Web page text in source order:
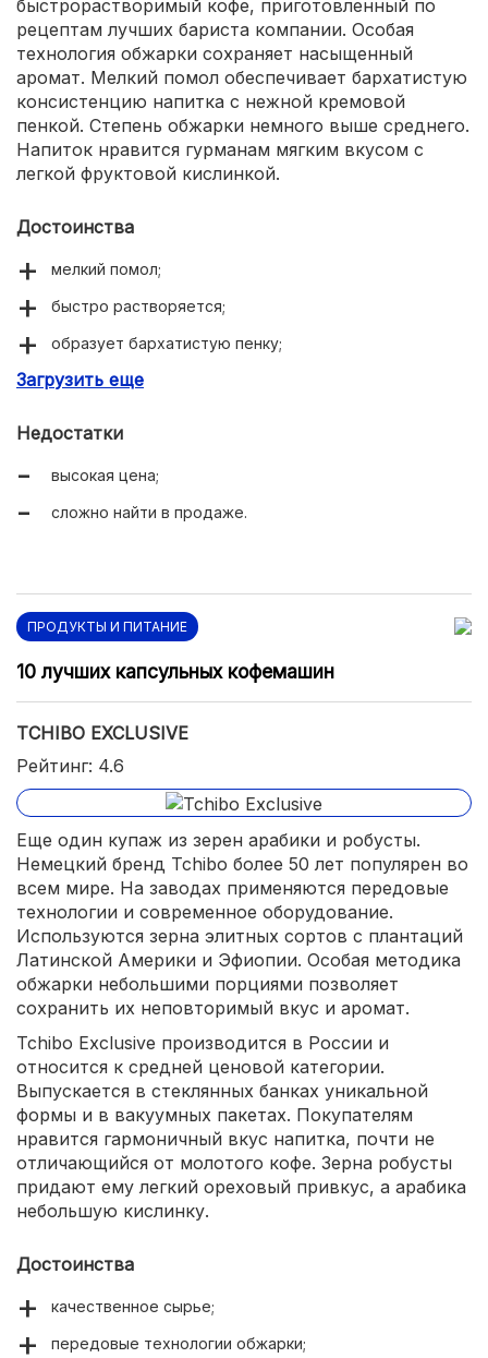
быстрорастворимый кофе, приготовленный по
рецептам лучших бариста компании. Особая
технология обжарки сохраняет насыщенный
аромат. Мелкий помол обеспечивает бархатистую
консистенцию напитка с нежной кремовой
пенкой. Степень обжарки немного выше среднего.
Напиток нравится гурманам мягким вкусом с
легкой фруктовой кислинкой.
Достоинства
мелкий помол;
быстро растворяется;
образует бархатистую пенку;
насыщенный аромат;
Загрузить еще
Недостатки
высокая цена;
сложно найти в продаже.
ПРОДУКТЫ И ПИТАНИЕ
10 лучших капсульных кофемашин
TCHIBO EXCLUSIVE
Рейтинг: 4.6
Еще один купаж из зерен арабики и робусты.
Немецкий бренд Tchibo более 50 лет популярен во
всем мире. На заводах применяются передовые
технологии и современное оборудование.
Используются зерна элитных сортов с плантаций
Латинской Америки и Эфиопии. Особая методика
обжарки небольшими порциями позволяет
сохранить их неповторимый вкус и аромат.
Tchibo Exclusive производится в России и
относится к средней ценовой категории.
Выпускается в стеклянных банках уникальной
формы и в вакуумных пакетах. Покупателям
нравится гармоничный вкус напитка, почти не
отличающийся от молотого кофе. Зерна робусты
придают ему легкий ореховый привкус, а арабика
небольшую кислинку.
Достоинства
качественное сырье;
передовые технологии обжарки;